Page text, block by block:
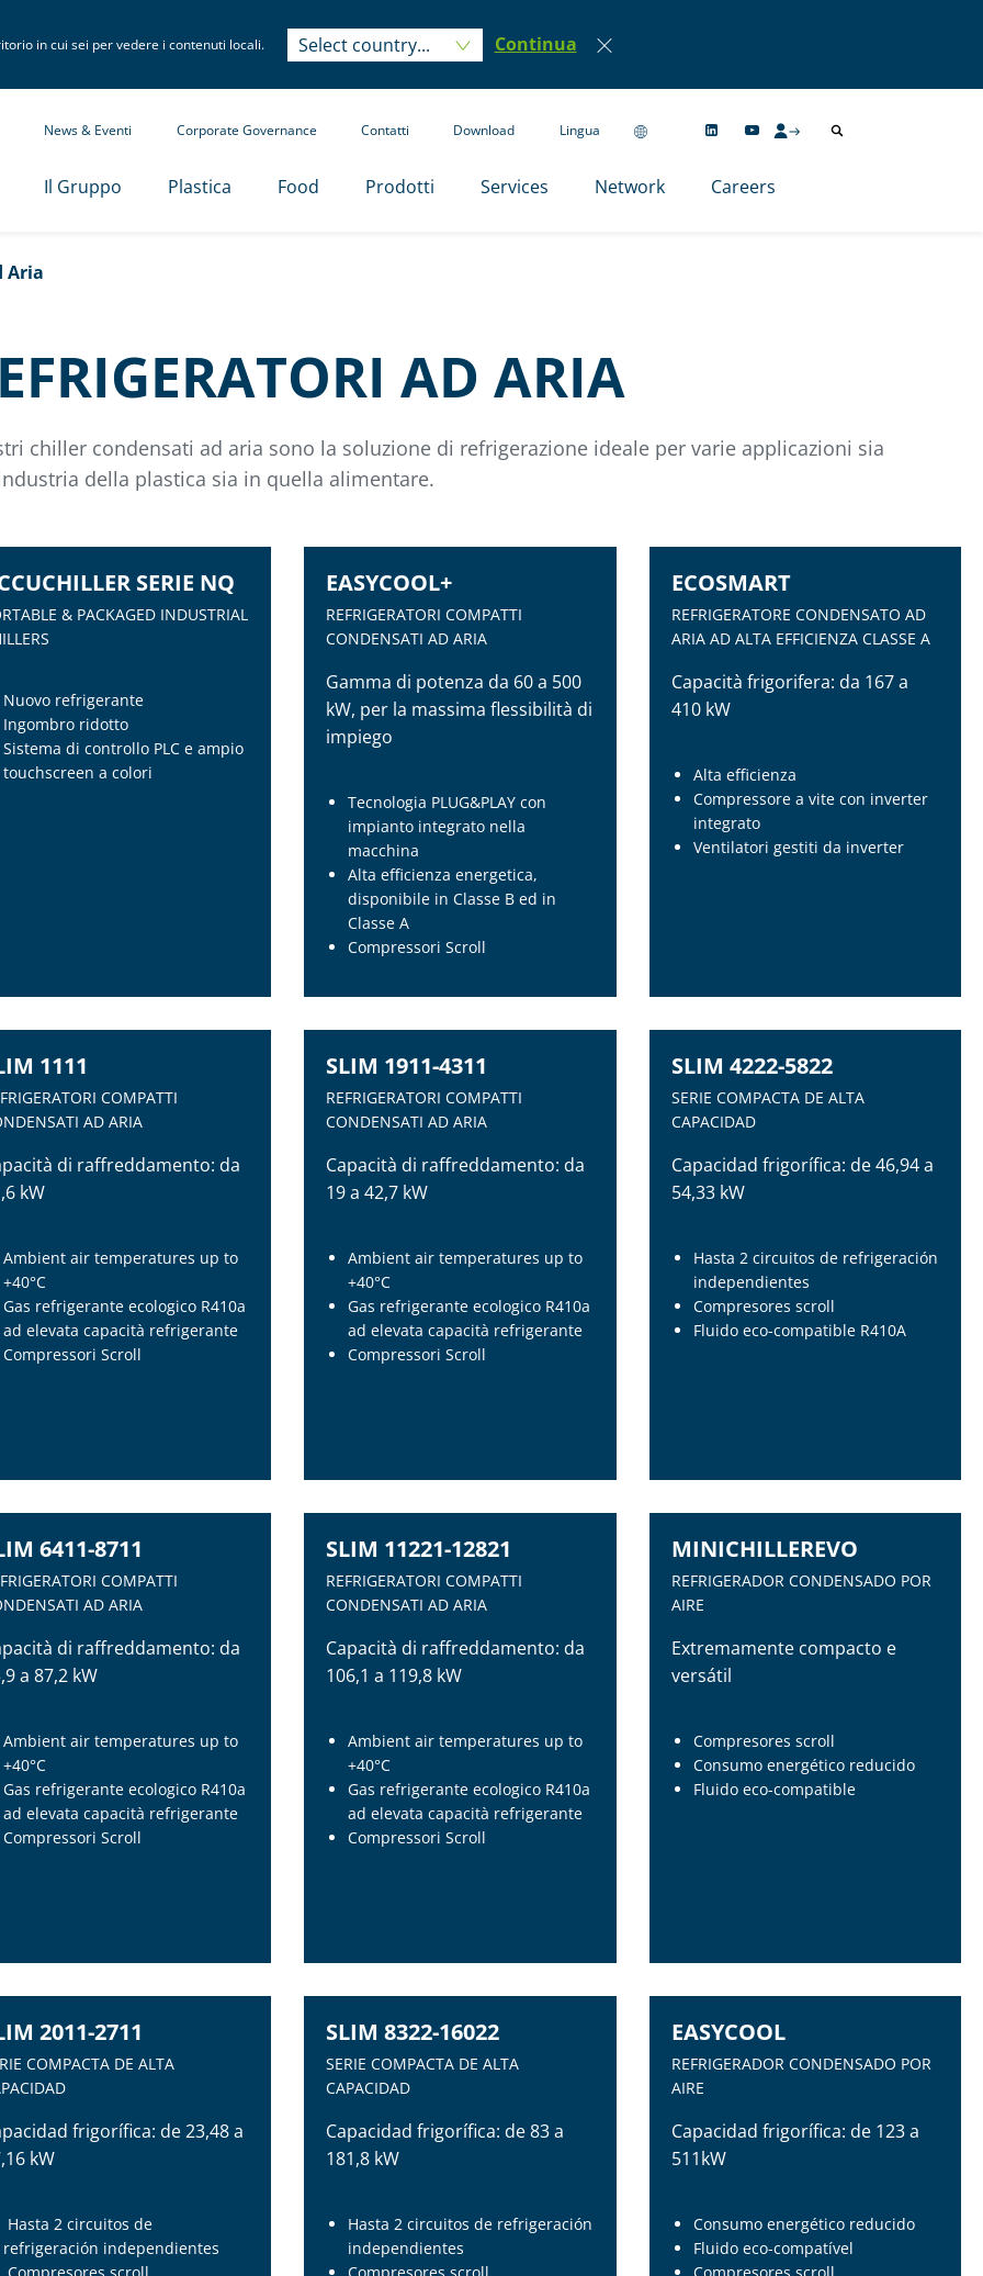
in cui sei per vedere i contenuti locali. Select country...
Select country... Continua
News & Eventi Corporate Governance Contatti Download Lingua
Il Gruppo Plastica Food Prodotti Services Network Careers
Aria
AD ARIA
chiller condensati ad aria sono la soluzione di refrigerazione ideale per varie applicazioni sia
della plastica sia in quella alimentare.
NEW
SERIE NQ
& PACKAGED INDUSTRIAL
Nuovo refrigerante
Ingombro ridotto
Sistema di controllo PLC e ampio
touchscreen a colori
EASYCOOL+
REFRIGERATORI COMPATTI
CONDENSATI AD ARIA
EASYCOOL+
REFRIGERATORI COMPATTI
CONDENSATI AD ARIA
Gamma di potenza da 60 a 500
kW, per la massima flessibilità di
impiego
Tecnologia PLUG&PLAY con
impianto integrato nella
macchina
Alta efficienza energetica,
disponibile in Classe B ed in
Classe A
Compressori Scroll
ECOSMART
REFRIGERATORE CONDENSATO AD
ARIA AD ALTA EFFICIENZA CLASSE A
Capacità frigorifera: da 167 a
410 kW
Alta efficienza
Compressore a vite con inverter
integrato
Ventilatori gestiti da inverter
1111
COMPATTI
AD ARIA
di raffreddamento: da
kW
Ambient air temperatures up to
+40°C
Gas refrigerante ecologico R410a
ad elevata capacità refrigerante
Compressori Scroll
SLIM 1911-4311
REFRIGERATORI COMPATTI
CONDENSATI AD ARIA
Capacità di raffreddamento: da
19 a 42,7 kW
Ambient air temperatures up to
+40°C
Gas refrigerante ecologico R410a
ad elevata capacità refrigerante
Compressori Scroll
SLIM 4222-5822
SERIE COMPACTA DE ALTA
CAPACIDAD
Capacidad frigorífica: de 46,94 a
54,33 kW
Hasta 2 circuitos de refrigeración
independientes
Compresores scroll
Fluido eco-compatible R410A
6411-8711
COMPATTI
AD ARIA
di raffreddamento: da
a 87,2 kW
Ambient air temperatures up to
+40°C
Gas refrigerante ecologico R410a
ad elevata capacità refrigerante
Compressori Scroll
SLIM 11221-12821
REFRIGERATORI COMPATTI
CONDENSATI AD ARIA
Capacità di raffreddamento: da
106,1 a 119,8 kW
Ambient air temperatures up to
+40°C
Gas refrigerante ecologico R410a
ad elevata capacità refrigerante
Compressori Scroll
MINICHILLEREVO
REFRIGERADOR CONDENSADO POR
AIRE
Extremamente compacto e
versátil
Compresores scroll
Consumo energético reducido
Fluido eco-compatible
2011-2711
COMPACTA DE ALTA
frigorífica: de 23,48 a
kW
Hasta 2 circuitos de
refrigeración independientes
SLIM 8322-16022
SERIE COMPACTA DE ALTA
CAPACIDAD
Capacidad frigorífica: de 83 a
181,8 kW
Hasta 2 circuitos de refrigeración
independientes
EASYCOOL
REFRIGERADOR CONDENSADO POR
AIRE
Capacidad frigorífica: de 123 a
511kW
Consumo energético reducido
Fluido eco-compatível